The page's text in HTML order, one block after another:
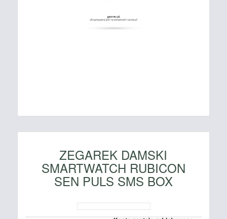
ZEGAREK DAMSKI
SMARTWATCH RUBICON
SEN PULS SMS BOX